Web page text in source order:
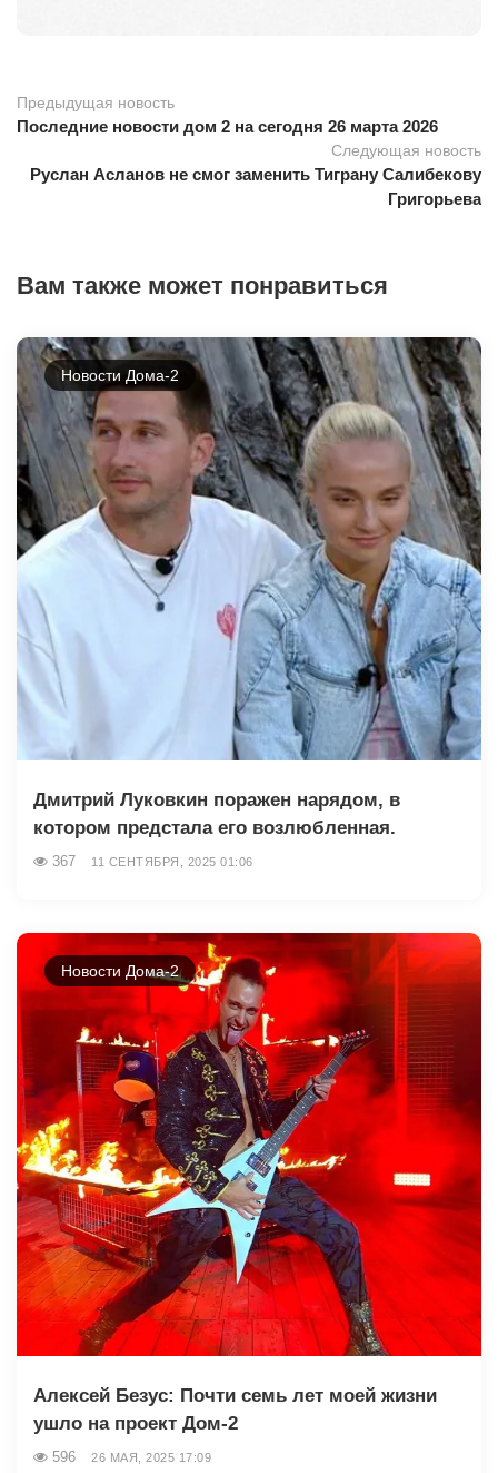
Предыдущая новость
Последние новости дом 2 на сегодня 26 марта 2026
Следующая новость
Руслан Асланов не смог заменить Тиграну Салибекову
Григорьева
Вам также может понравиться
Новости Дома-2
Дмитрий Луковкин поражен нарядом, в
котором предстала его возлюбленная.
367 11 СЕНТЯБРЯ, 2025 01:06
Новости Дома-2
Алексей Безус: Почти семь лет моей жизни
ушло на проект Дом-2
596 26 МАЯ, 2025 17:09